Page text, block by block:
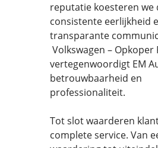
reputatie koesteren we
consistente eerlijkheid
transparante
Volkswagen – Opkoper
vertegenwoordigt EM
betrouwbaarheid en
professionaliteit.
Tot slot waarderen
complete service. Van